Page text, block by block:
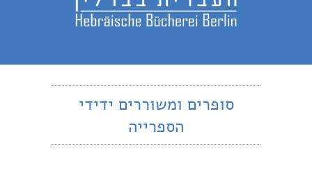
סופרים ומשוררים ידידי
הספרייה